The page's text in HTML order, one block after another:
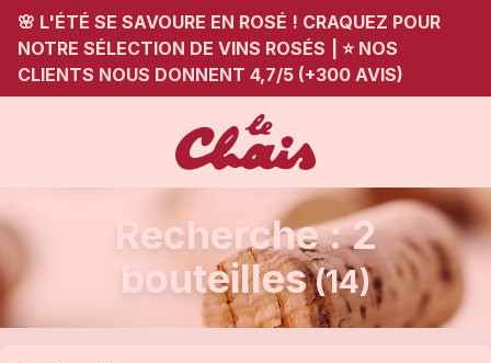
🌸 L'ÉTÉ SE SAVOURE EN ROSÉ ! CRAQUEZ POUR
NOTRE SÉLECTION DE VINS ROSÉS
⭐ NOS
CLIENTS NOUS DONNENT 4,7/5 (+300 AVIS)
Recherche : 2
bouteilles(14)